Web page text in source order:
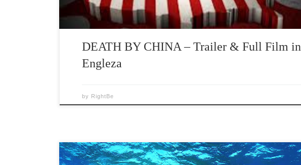
DEATH BY CHINA – Trailer & Full Film in
Engleza
by RightBe